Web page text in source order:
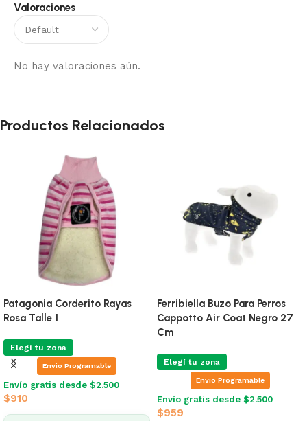
Valoraciones
No hay valoraciones aún.
Productos Relacionados
Patagonia Corderito Rayas
Rosa Talle 1
Elegí tu zona
Envio Programable
Envío gratis desde $2.500
$910
Ferribiella Buzo Para Perros
Cappotto Air Coat Negro 27
Cm
Elegí tu zona
Envio Programable
Envío gratis desde $2.500
$959